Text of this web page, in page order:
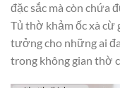
đặc sắc mà còn chứa
Tủ thờ khảm ốc xà cừ
tưởng cho những ai
trong không gian thờ